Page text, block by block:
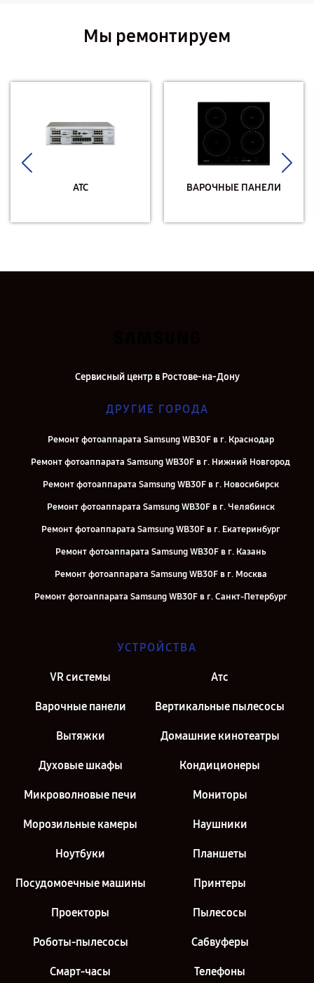
Мы ремонтируем
АТС ВАРОЧНЫЕ ПАНЕЛИ
Сервисный центр в Ростове-на-Дону
ДРУГИЕ ГОРОДА
Ремонт фотоаппарата Samsung WB30F в г. Краснодар
Ремонт фотоаппарата Samsung WB30F в г. Нижний Новгород
Ремонт фотоаппарата Samsung WB30F в г. Новосибирск
Ремонт фотоаппарата Samsung WB30F в г. Челябинск
Ремонт фотоаппарата Samsung WB30F в г. Екатеринбург
Ремонт фотоаппарата Samsung WB30F в г. Казань
Ремонт фотоаппарата Samsung WB30F в г. Москва
Ремонт фотоаппарата Samsung WB30F в г. Санкт-Петербург
УСТРОЙСТВА
VR системы Атс
Варочные панели Вертикальные пылесосы
Вытяжки Домашние кинотеатры
Духовые шкафы Кондиционеры
Микроволновые печи Мониторы
Морозильные камеры Наушники
Ноутбуки Планшеты
Посудомоечные машины Принтеры
Проекторы Пылесосы
Роботы-пылесосы Сабвуферы
Смарт-часы Телефоны